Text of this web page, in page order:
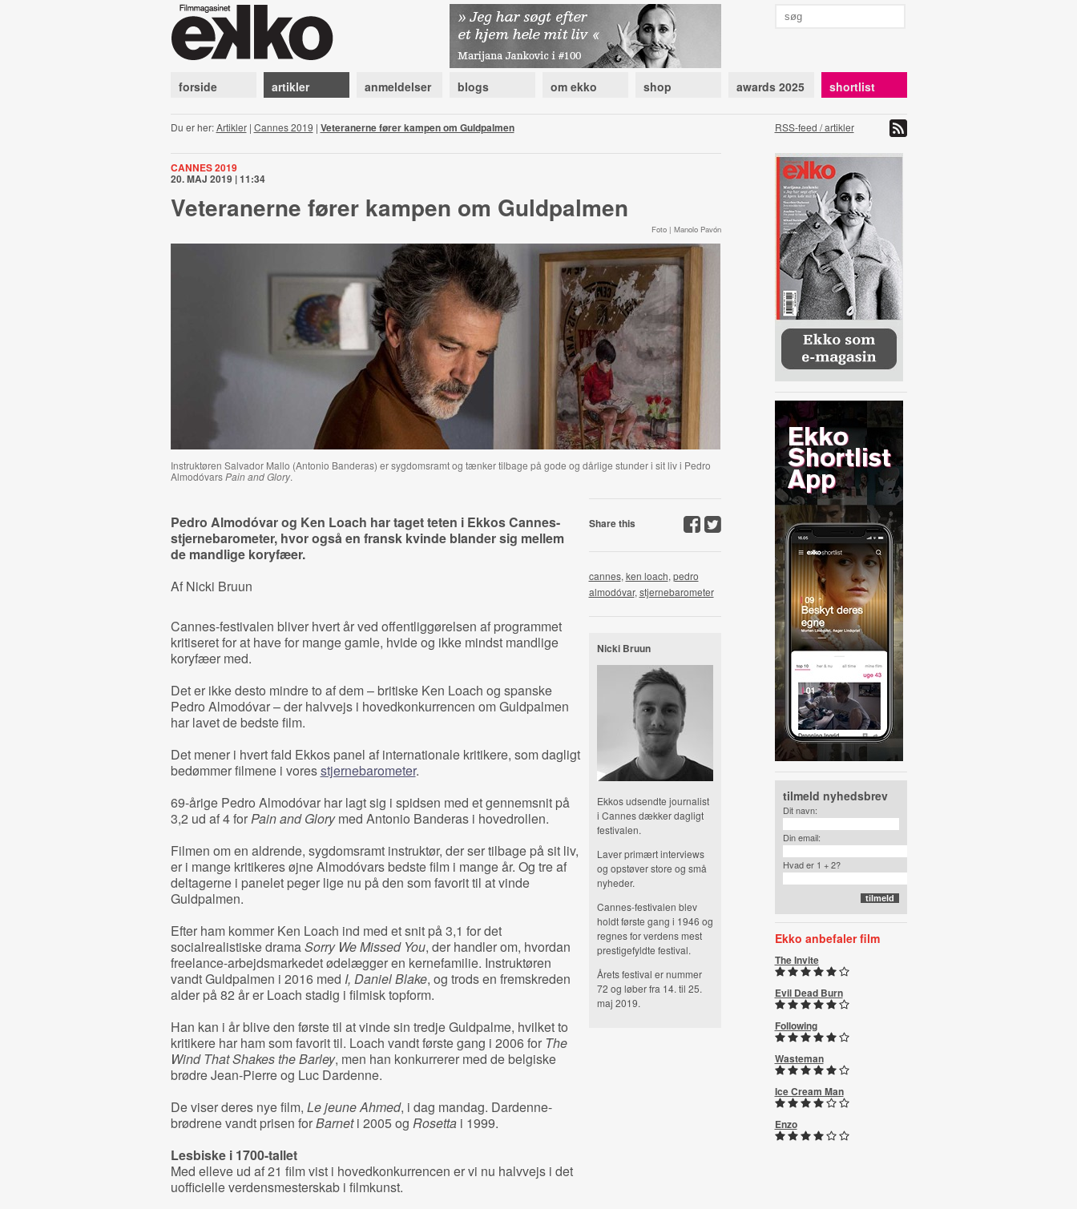
forside artikler anmeldelser blogs om ekko shop awards 2025 shortlist
Du er her:Artikler| Cannes 2019 | Veteranerne fører kampen om Guldpalmen RSS-feed / artikler
CANNES 2019
20. MAJ 2019 | 11:34
Veteranerne fører kampen om Guldpalmen
Foto | Manolo Pavón
Instruktøren Salvador Mallo (Antonio Banderas) er sygdomsramt og tænker tilbage på gode og dårlige stunder i sit liv i Pedro
AlmodóvarsPain and Glory.
Pedro Almodóvar og Ken Loach har taget teten i Ekkos Cannes-
stjernebarometer, hvor også en fransk kvinde blander sig mellem
de mandlige koryfæer.
Af Nicki Bruun
Cannes-festivalen bliver hvert år ved offentliggørelsen af programmet
kritiseret for at have for mange gamle, hvide og ikke mindst mandlige
koryfæer med.
Det er ikke desto mindre to af dem – britiske Ken Loach og spanske
Pedro Almodóvar – der halvvejs i hovedkonkurrencen om Guldpalmen
har lavet de bedste film.
Det mener i hvert fald Ekkos panel af internationale kritikere, som dagligt
bedømmer filmene i voresstjernebarometer.
69-årige Pedro Almodóvar har lagt sig i spidsen med et gennemsnit på
3,2 ud af 4 forPain and Glorymed Antonio Banderas i hovedrollen.
Filmen om en aldrende, sygdomsramt instruktør, der ser tilbage på sit liv,
er i mange kritikeres øjne Almodóvars bedste film i mange år. Og tre af
deltagerne i panelet peger lige nu på den som favorit til at vinde
Guldpalmen.
Efter ham kommer Ken Loach ind med et snit på 3,1 for det
socialrealistiske dramaSorry We Missed You, der handler om, hvordan
freelance-arbejdsmarkedet ødelægger en kernefamilie. Instruktøren
vandt Guldpalmen i 2016 med I, Daniel Blake, og trods en fremskreden
alder på 82 år er Loach stadig i filmisk topform.
Han kan i år blive den første til at vinde sin tredje Guldpalme, hvilket to
kritikere har ham som favorit til. Loach vandt første gang i 2006 for The
Wind That Shakes the Barley, men han konkurrerer med de belgiske
brødre Jean-Pierre og Luc Dardenne.
De viser deres nye film, Le jeune Ahmed, i dag mandag. Dardenne-
brødrene vandt prisen forBarneti 2005 og Rosettai 1999.
Lesbiske i 1700-tallet
Med elleve ud af 21 film vist i hovedkonkurrencen er vi nu halvvejs i det
uofficielle verdensmesterskab i filmkunst.
Share this
cannes, ken loach, pedro
almodóvar, stjernebarometer
Nicki Bruun
Ekkos udsendte journalist
i Cannes dækker dagligt
festivalen.
Laver primært interviews
og opstøver store og små
nyheder.
Cannes-festivalen blev
holdt første gang i 1946 og
regnes for verdens mest
prestigefyldte festival.
Årets festival er nummer
72 og løber fra 14. til 25.
maj 2019.
tilmeld nyhedsbrev
Dit navn:
Din email:
Hvad er 1 + 2?
Ekko anbefaler film
The Invite
Evil Dead Burn
Following
Wasteman
Ice Cream Man
Enzo